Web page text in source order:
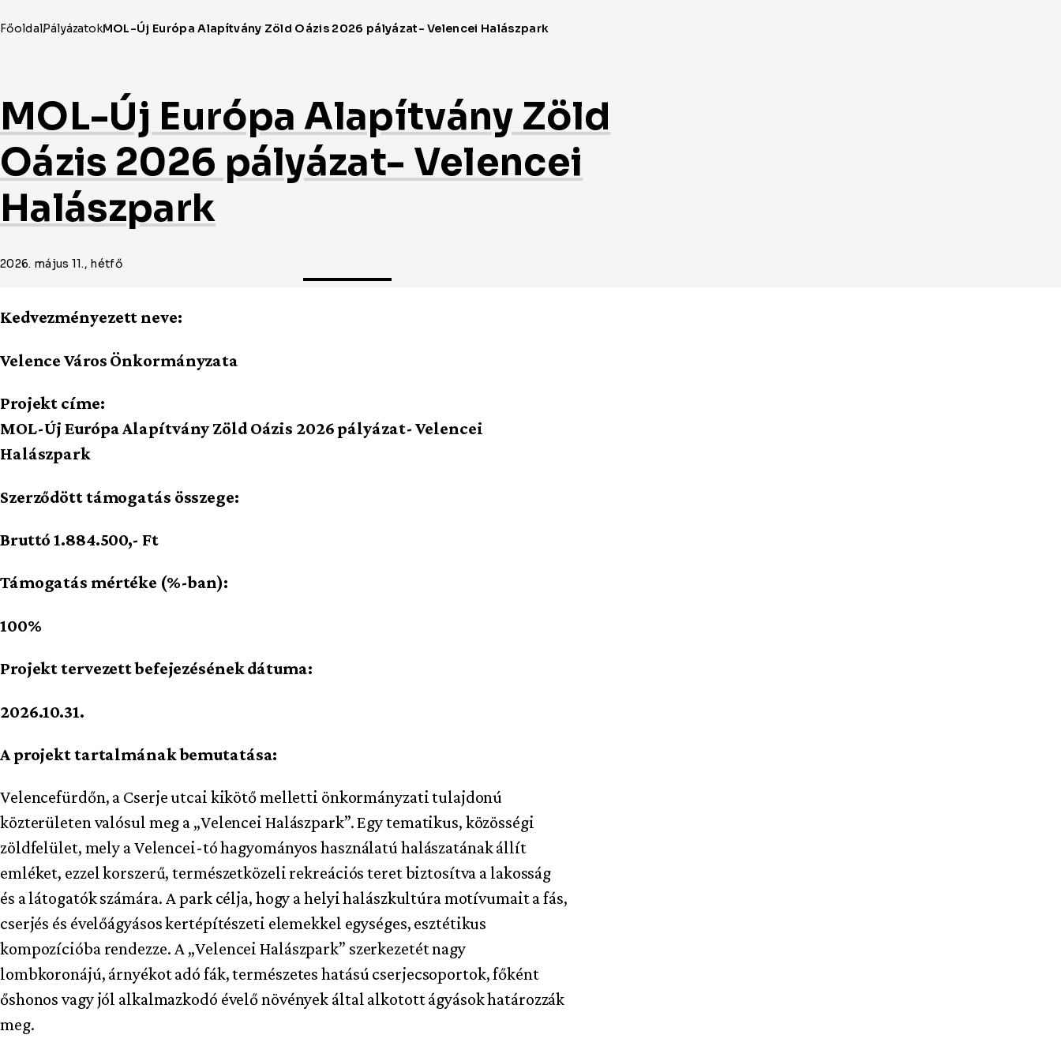
MOL-Új Európa Alapítvány Zöld
Oázis 2026 pályázat- Velencei
Halászpark
2026. május 11., hétfő
Kedvezményezett neve:
Velence Város Önkormányzata
Projekt címe:
MOL-Új Európa Alapítvány Zöld Oázis 2026 pályázat- Velencei
Halászpark
Szerződött támogatás összege:
Bruttó 1.884.500,- Ft
Támogatás mértéke (%-ban):
100%
Projekt tervezett befejezésének dátuma:
2026.10.31.
A projekt tartalmának bemutatása:
Velencefürdőn, a Cserje utcai kikötő melletti önkormányzati tulajdonú
közterületen valósul meg a „Velencei Halászpark”. Egy tematikus, közösségi
zöldfelület, mely a Velencei-tó hagyományos használatú halászatának állít
emléket, ezzel korszerű, természetközeli rekreációs teret biztosítva a lakosság
és a látogatók számára. A park célja, hogy a helyi halászkultúra motívumait a fás,
cserjés és évelőágyásos kertépítészeti elemekkel egységes, esztétikus
kompozícióba rendezze. A „Velencei Halászpark” szerkezetét nagy
lombkoronájú, árnyékot adó fák, természetes hatású cserjecsoportok, főként
őshonos vagy jól alkalmazkodó évelő növények által alkotott ágyások határozzák
meg.